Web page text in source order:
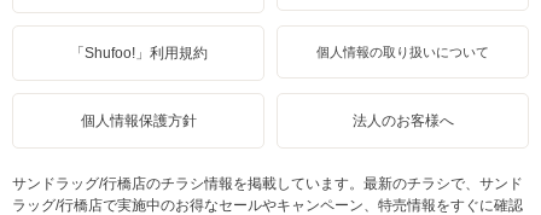
「Shufoo!」利用規約 個人情報の取り扱いについて
個人情報保護方針 法人のお客様へ
サンドラッグ/行橋店のチラシ情報を掲載しています。最新のチラシで、サンド
ラッグ/行橋店で実施中のお得なセールやキャンペーン、特売情報をすぐに確認